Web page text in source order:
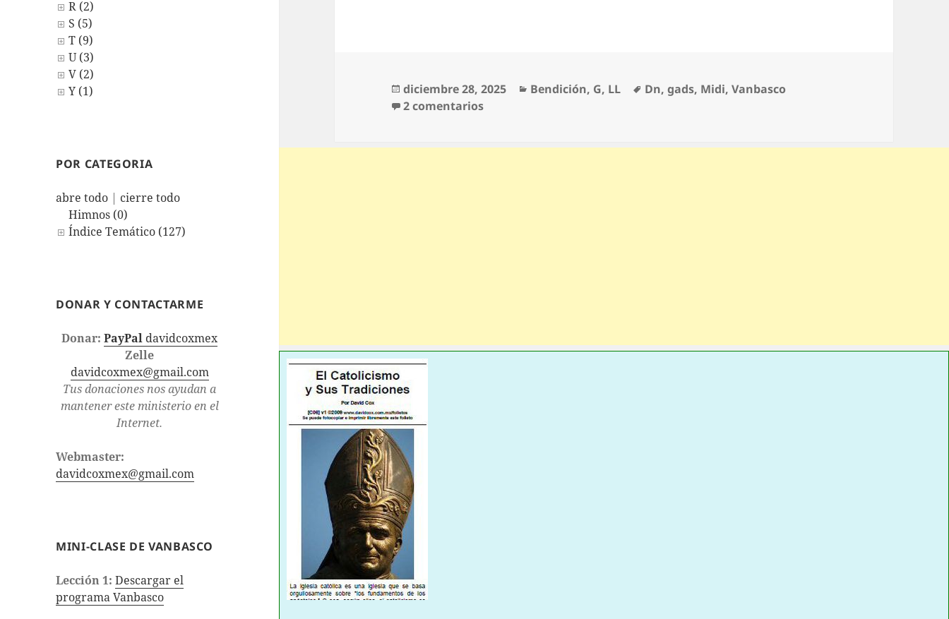
R (2)
S (5)
T (9)
U (3)
V (2)
Y (1)
POR CATEGORIA
abre todo | cierre todo
Himnos (0)
Índice Temático (127)
DONAR Y CONTACTARME
Donar: PayPal davidcoxmex
Zelle
davidcoxmex@gmail.com
Tus donaciones nos ayudan a
mantener este ministerio en el
Internet.
Webmaster:
davidcoxmex@gmail.com
MINI-CLASE DE VANBASCO
Lección 1: Descargar el
programa Vanbasco
Publicado
el
diciembre 28, 2025 Categorías
Bendición, G, LL Etiquetas
Dn,gads, Midi,Vanbasco
2 comentariosen Lluvias De Gracia